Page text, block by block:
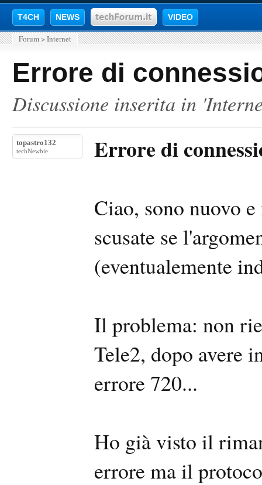
T4CH NEWS VIDEO
Forum > Internet
Errore di
Discussione inserita in '
topastro132
techNewbie Errore di
Ciao, sono nuovo
scusate se
(eventualemente
Il problema: non
Tele2, dopo avere
errore 720...
Ho già visto il
errore ma il